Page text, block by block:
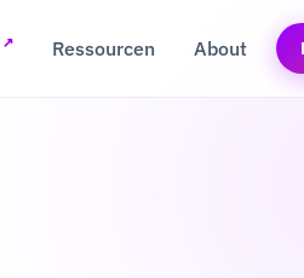
↗ Ressourcen About